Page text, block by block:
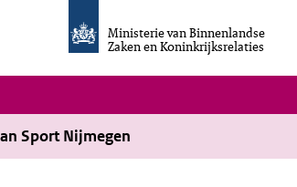
Ministerie van Binnenlandse
Zaken en Koninkrijksrelaties
van
Invulassistent
Toegankelijkheidsverklaring
Sport Nijmegen